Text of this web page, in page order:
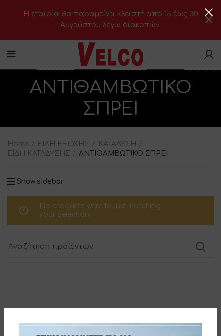
ΑΝΤΙΘΑΜΒΩΤΙΚΟ
ΣΠΡΕΙ
Home ΕΙΔΗ ΕΞΟΧΗΣ
ΚΑΤΑΔΥΣΗ
ΕΙΔΗ ΚΑΤΑΔΥΣΗΣ
ΑΝΤΙΘΑΜΒΩΤΙΚΟ ΣΠΡΕΙ
Show sidebar
No products were found matching
your selection.
H εταιρία θα παραμείνει κλειστή από 15 έως 30
Αυγούστου λόγω διακοπών.